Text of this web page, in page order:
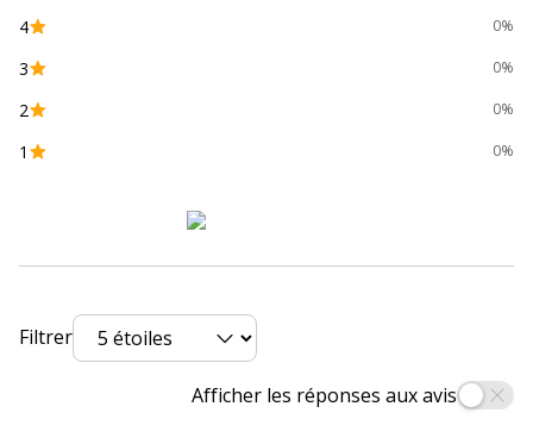
4 0%
3 0%
2 0%
1 0%
Filtrer
Afficher les réponses aux avis